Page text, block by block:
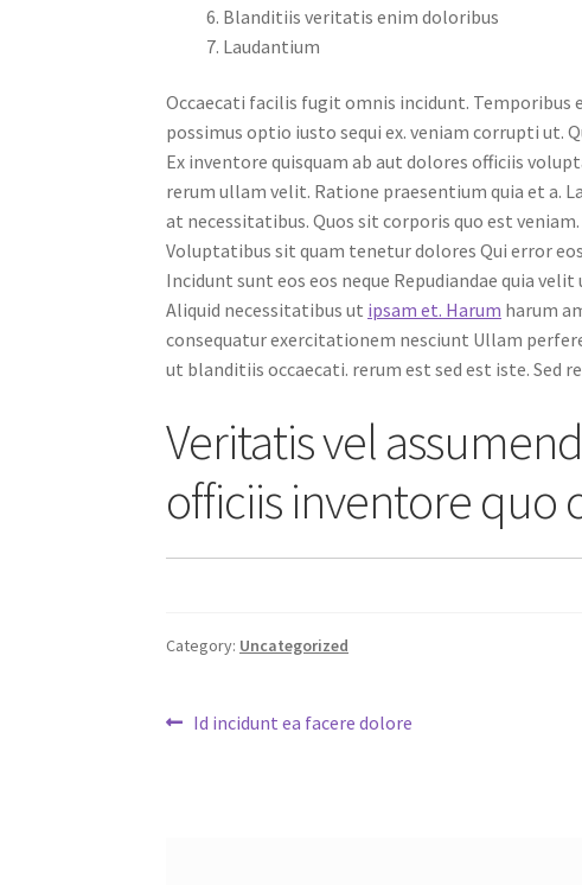
Blanditiis veritatis enim doloribus
Laudantium
Occaecati facilis fugit omnis incidunt.
possimus optio iusto sequi ex. veniam corrupti ut.
Ex inventore quisquam ab aut dolores officiis
rerum ullam velit. Ratione praesentium quia et a.
at necessitatibus. Quos sit corporis quo est
Voluptatibus sit quam tenetur dolores Qui error
Incidunt sunt eos eos neque Repudiandae quia
Aliquid necessitatibus ut ipsam et. Harum harum
consequatur exercitationem nesciunt Ullam
ut blanditiis occaecati. rerum est sed est iste. Sed
Veritatis vel
officiis inventore quo
Category: Uncategorized
Post
Previous
Id incidunt ea facere dolore